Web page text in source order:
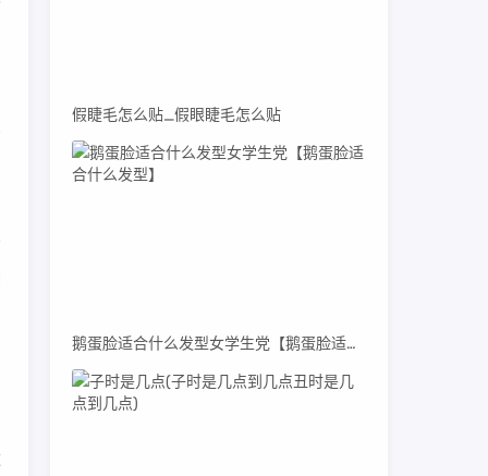
假睫毛怎么贴_假眼睫毛怎么贴
鹅蛋脸适合什么发型女学生党【鹅蛋脸适合什么发型】